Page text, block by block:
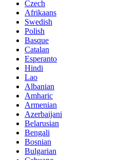
Czech
Afrikaans
Swedish
Polish
Basque
Catalan
Esperanto
Hindi
Lao
Albanian
Amharic
Armenian
Azerbaijani
Belarusian
Bengali
Bosnian
Bulgarian